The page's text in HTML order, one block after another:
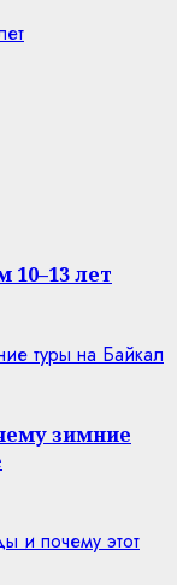
10–13 лет
туры на Байкал
зимние
и почему этот